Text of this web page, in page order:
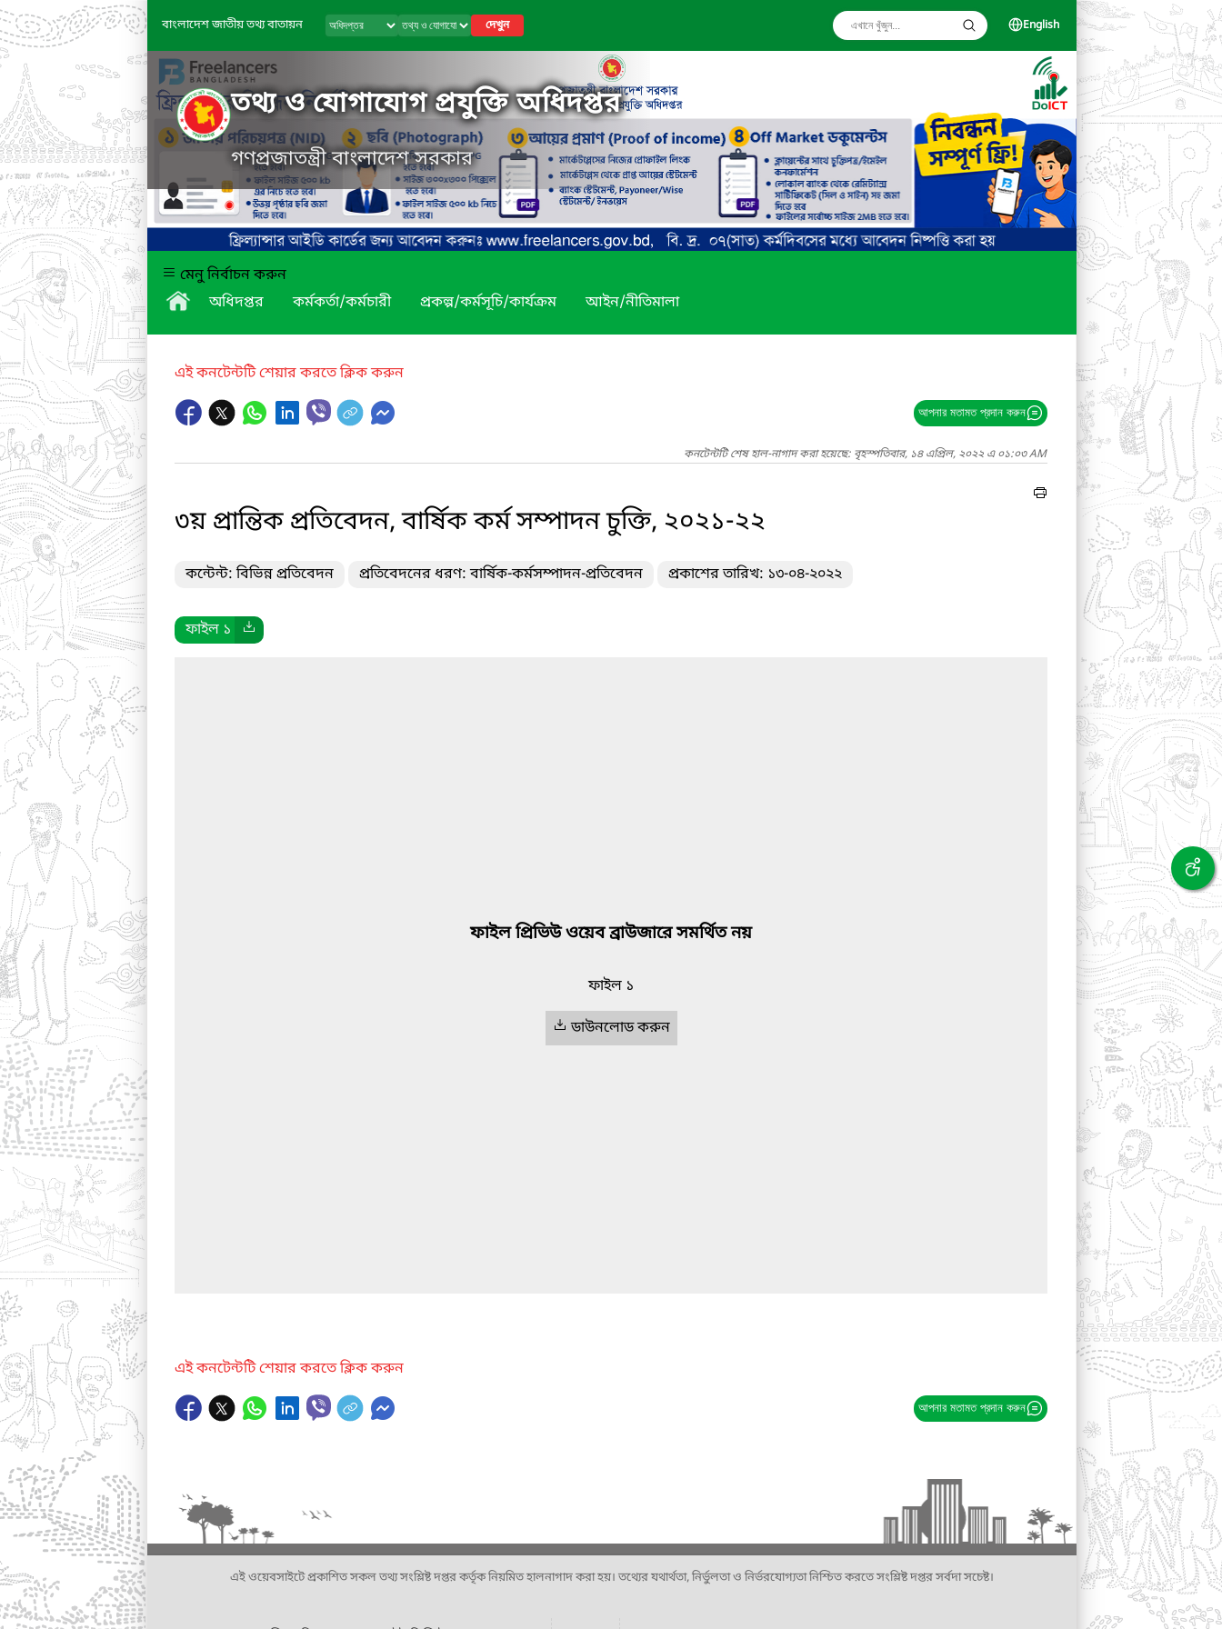
বাংলাদেশ জাতীয় তথ্য বাতায়ন দেখুন English
তথ্য ও যোগাযোগ প্রযুক্তি অধিদপ্তর
গণপ্রজাতন্ত্রী বাংলাদেশ সরকার
মেনু নির্বাচন করুন
অধিদপ্তর
কর্মকর্তা/কর্মচারী প্রকল্প/কর্মসূচি/কার্যক্রম আইন/নীতিমালা
এই কনটেন্টটি শেয়ার করতে ক্লিক করুন
আপনার মতামত প্রদান করুন
কনটেন্টটি শেষ হাল-নাগাদ করা হয়েছে: বৃহস্পতিবার, ১৪ এপ্রিল, ২০২২ এ ০১:০৩ AM
৩য় প্রান্তিক প্রতিবেদন, বার্ষিক কর্ম সম্পাদন চুক্তি, ২০২১-২২
কন্টেন্ট: বিভিন্ন প্রতিবেদন প্রতিবেদনের ধরণ: বার্ষিক-কর্মসম্পাদন-প্রতিবেদন প্রকাশের তারিখ: ১৩-০৪-২০২২
ফাইল ১
ফাইল প্রিভিউ ওয়েব ব্রাউজারে সমর্থিত নয়
ফাইল ১
ডাউনলোড করুন
এই কনটেন্টটি শেয়ার করতে ক্লিক করুন
আপনার মতামত প্রদান করুন
এই ওয়েবসাইটে প্রকাশিত সকল তথ্য সংশ্লিষ্ট দপ্তর কর্তৃক নিয়মিত হালনাগাদ করা হয়। তথ্যের যথার্থতা, নির্ভুলতা ও নির্ভরযোগ্যতা নিশ্চিত করতে সংশ্লিষ্ট দপ্তর সর্বদা সচেষ্ট।